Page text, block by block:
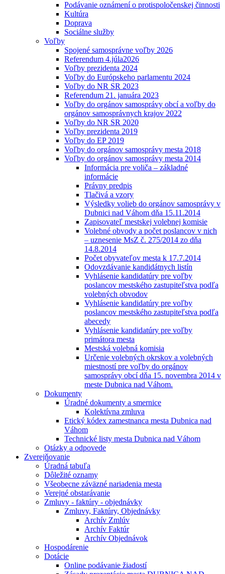
Podávanie oznámení o protispoločenskej činnosti
Kultúra
Doprava
Sociálne služby
Voľby
Spojené samosprávne voľby 2026
Referendum 4.júla2026
Voľby prezidenta 2024
Voľby do Európskeho parlamentu 2024
Voľby do NR SR 2023
Referendum 21. januára 2023
Voľby do orgánov samosprávy obcí a voľby do
orgánov samosprávnych krajov 2022
Voľby do NR SR 2020
Voľby prezidenta 2019
Voľby do EP 2019
Voľby do orgánov samosprávy mesta 2018
Voľby do orgánov samosprávy mesta 2014
Informácia pre voliča – základné
informácie
Právny predpis
Tlačivá a vzory
Výsledky volieb do orgánov samosprávy v
Dubnici nad Váhom dňa 15.11.2014
Zapisovateľ mestskej volebnej komisie
Volebné obvody a počet poslancov v nich
– uznesenie MsZ č. 275/2014 zo dňa
14.8.2014
Počet obyvateľov mesta k 17.7.2014
Odovzdávanie kandidátnych listín
Vyhlásenie kandidatúry pre voľby
poslancov mestského zastupiteľstva podľa
volebných obvodov
Vyhlásenie kandidatúry pre voľby
poslancov mestského zastupiteľstva podľa
abecedy
Vyhlásenie kandidatúry pre voľby
primátora mesta
Mestská volebná komisia
Určenie volebných okrskov a volebných
miestností pre voľby do orgánov
samosprávy obcí dňa 15. novembra 2014 v
meste Dubnica nad Váhom.
Dokumenty
Úradné dokumenty a smernice
Kolektívna zmluva
Etický kódex zamestnanca mesta Dubnica nad
Váhom
Technické listy mesta Dubnica nad Váhom
Otázky a odpovede
Zverejňovanie
Úradná tabuľa
Dôležité oznamy
Všeobecne záväzné nariadenia mesta
Verejné obstarávanie
Zmluvy - faktúry - objednávky
Zmluvy, Faktúry, Objednávky
Archív Zmlúv
Archív Faktúr
Archív Objednávok
Hospodárenie
Dotácie
Online podávanie žiadostí